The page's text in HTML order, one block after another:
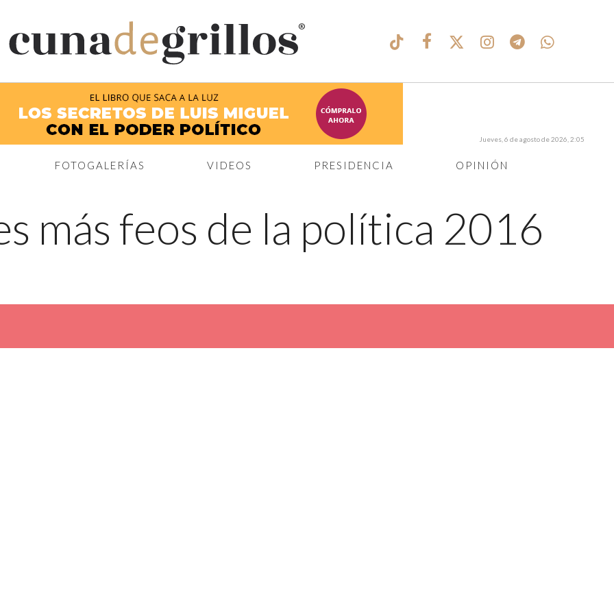
®
FOTOGALERÍAS VIDEOS PRESIDENCIA OPINIÓN
Jueves, 6 de agosto de 2026, 2:05
más feos de la política 2016